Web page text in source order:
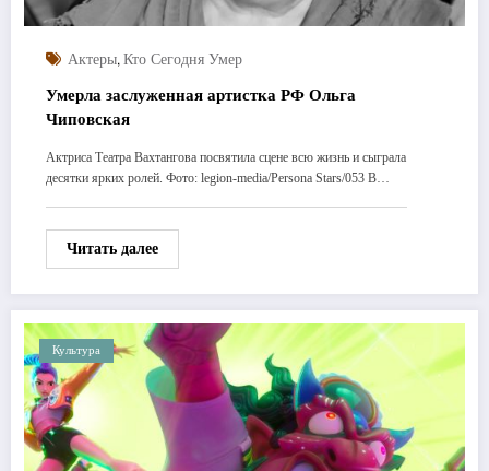
Актеры, Кто Сегодня Умер
Умерла заслуженная артистка РФ Ольга
Чиповская
Актриса Театра Вахтангова посвятила сцене всю жизнь и сыграла
десятки ярких ролей. Фото: legion-media/Persona Stars/053 В…
Читать далее
Культура